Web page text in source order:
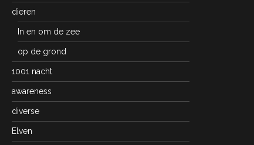
dieren
In en om de zee
op de grond
1001 nacht
awareness
diverse
Elven